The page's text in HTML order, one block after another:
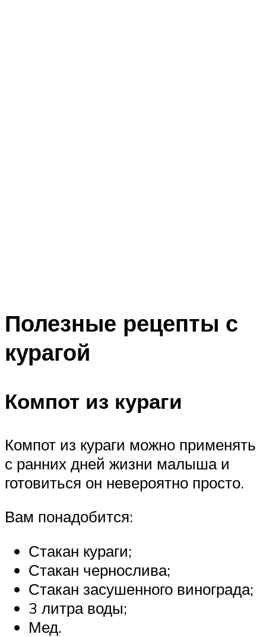
Полезные рецепты с
курагой
Компот из кураги
Компот из кураги можно применять
с ранних дней жизни малыша и
готовиться он невероятно просто.
Вам понадобится:
Стакан кураги;
Стакан чернослива;
Стакан засушенного винограда;
3 литра воды;
Мед.